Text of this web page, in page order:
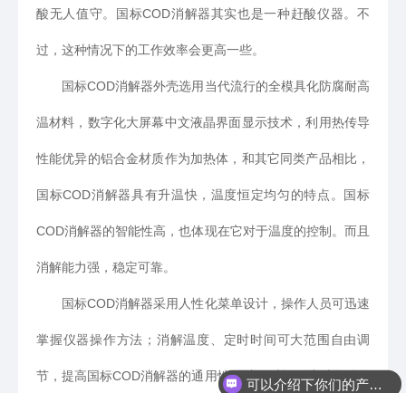
酸无人值守。国标COD消解器其实也是一种赶酸仪器。不
过，这种情况下的工作效率会更高一些。
国标COD消解器外壳选用当代流行的全模具化防腐耐高
温材料，数字化大屏幕中文液晶界面显示技术，利用热传导
性能优异的铝合金材质作为加热体，和其它同类产品相比，
国标COD消解器具有升温快，温度恒定均匀的特点。国标
COD消解器的智能性高，也体现在它对于温度的控制。而且
消解能力强，稳定可靠。
国标COD消解器采用人性化菜单设计，操作人员可迅速
掌握仪器操作方法；消解温度、定时时间可大范围自由调
节，提高国标COD消解器的通用性；消解时间到达时自动停
可以介绍下你们的产品么